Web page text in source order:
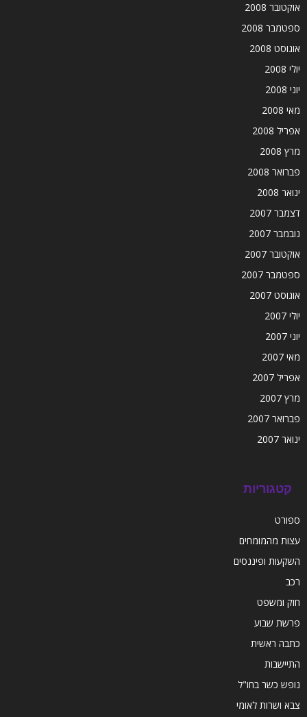
אוקטובר 2008
ספטמבר 2008
אוגוסט 2008
יולי 2008
יוני 2008
מאי 2008
אפריל 2008
מרץ 2008
פברואר 2008
ינואר 2008
דצמבר 2007
נובמבר 2007
אוקטובר 2007
ספטמבר 2007
אוגוסט 2007
יולי 2007
יוני 2007
מאי 2007
אפריל 2007
מרץ 2007
פברואר 2007
ינואר 2007
קטגוריות
ספורט
עצות מהמומחים
השקעות ופיננסים
רכב
חוק ומשפט
פרשת שבוע
כתבה ראשית
התיישבות
נופש כשר בחו"ל
צבא ושרות לאומי